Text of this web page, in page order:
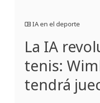
IA en el deporte
La IA
tenis:
tendrá